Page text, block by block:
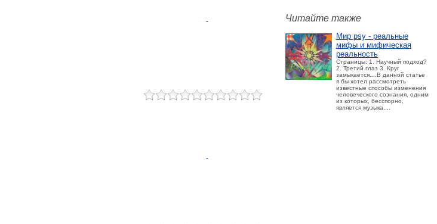
Читайте также
Мир psy - реальные
мифы и мифическая
реальность
Страницы: 1. Научный подход?
2. Третий глаз 3. Круг
замыкается....В данной статье
я бы хотел рассмотреть
известные способы изменения
человеческого сознания, одним
из которых, бесспорно,
является музыка....